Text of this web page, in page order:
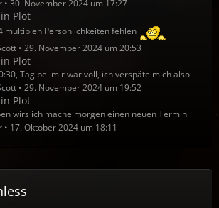
30. November 2024 um 17:27
Plot
multiblen Persönlichkeiten fehlen
29. November 2024 um 20:53
Plot
Tag bei mir war voll, ich verspäte mich also
29. November 2024 um 19:52
Plot
wirs ich mache morgen einen neuen Termin
17. Oktober 2024 um 18:11